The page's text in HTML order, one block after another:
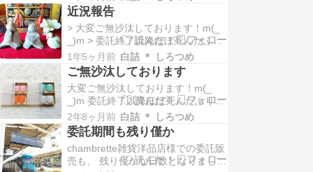
いるこのブ…
をしているのですが。 ブログのテン
プレートが古いままだったので、 ス
マホで見た時にあまりにも見辛く
て、 ずっと用意していた新しいテン
プレートに急遽変更。 まだ編集途中
だったのですが…
近況報告
> 大変ご無沙汰しております！m(_
_)m > 委託終了以降ほぼ死んだふり
になっておりましたが、 > どうにか
戻って参りました。 ……という記事
がトップ（この記事の1個下）に残
っており、 完全に白目になっており
ます。 しかも「2023年12月29日」
ですって。 全然戻って来ら…
1年5ヶ月前 白詰 ＊ しろつめ
ご無沙汰しております
大変ご無沙汰しております！m(_
_)m 委託終了以降ほぼ死んだふりに
なっておりましたが、 どうにか戻っ
て参りました。 本人証明（？）のた
めに写真の1枚くらい撮ろうと思っ
たら、 在庫をどこに仕舞ったか分か
らなくなって、 しばらく捜索したく
2年8ヶ月前 白詰 ＊ しろつめ
委託期間も残り僅か
chambrette雑貨洋品店様での委託販
売も、 残り僅かな日数となりまし